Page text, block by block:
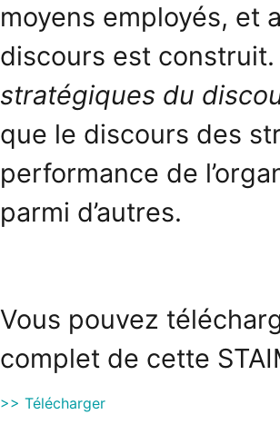
moyens employés, et
discours est
stratégiques du
que le discours des
performance de
parmi d’autres.
Vous pouvez
complet de cette
>> Télécharger